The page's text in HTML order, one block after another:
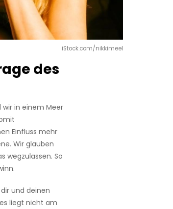
iStock.com/nikkimeel
des
wir in einem Meer
Einfluss mehr
Wir glauben
wegzulassen. So
und deinen
liegt nicht am